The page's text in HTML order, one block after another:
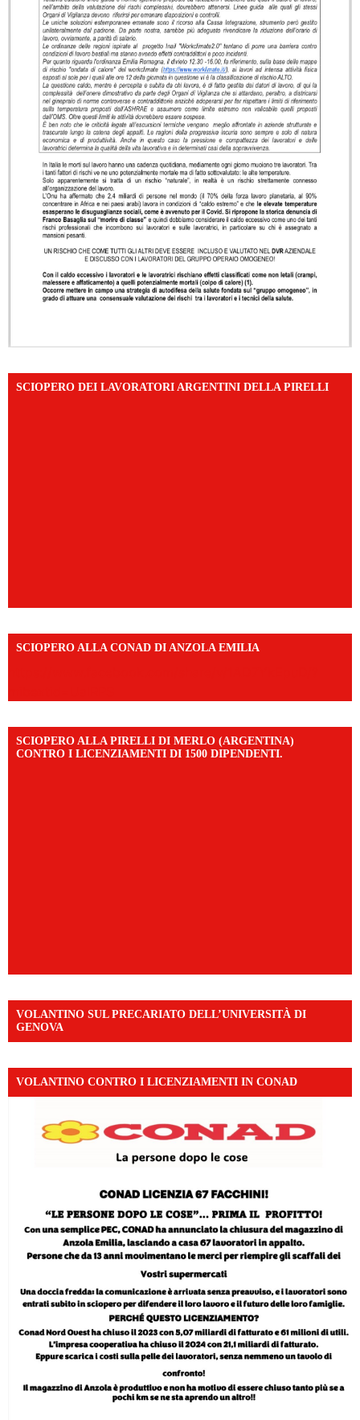
SCIOPERO DEI LAVORATORI ARGENTINI DELLA PIRELLI
SCIOPERO ALLA CONAD DI ANZOLA EMILIA
SCIOPERO ALLA PIRELLI DI MERLO (ARGENTINA)
CONTRO I LICENZIAMENTI DI 1500 DIPENDENTI.
VOLANTINO SUL PRECARIATO DELL’UNIVERSITÀ DI
GENOVA
VOLANTINO CONTRO I LICENZIAMENTI IN CONAD